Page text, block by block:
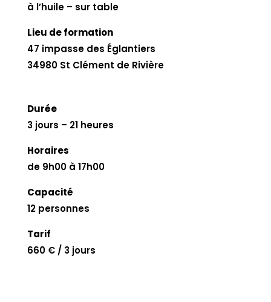
à l’huile – sur table
Lieu de formation
47 impasse des Églantiers
34980 St Clément de Rivière
Durée
3 jours – 21 heures
Horaires
de 9h00 à 17h00
Capacité
12 personnes
Tarif
660 € / 3 jours